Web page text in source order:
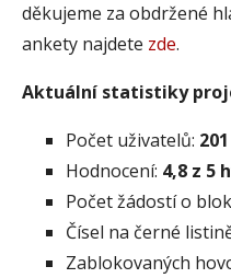
děkujeme za obdržené
ankety najdete zde.
Aktuální statistiky
Počet uživatelů:
Hodnocení: 4,8 z 5
Počet žádostí o
Čísel na černé
Zablokovaných